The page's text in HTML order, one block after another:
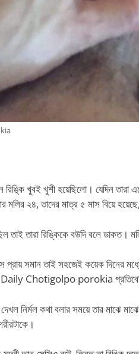
খুবই খুশী হয়েছিলো। যেদিন তারা
মলির ২৪, তাদের মাত্র ৫ মাস বিয়ে
তাই তারা রিঙ্কিকে বউদি বলে ডাকত।
সমান তাই সহজেই কয়েক দিনের
Chotigolpo porokia প্রতিবেশি
নির্মল কথা বলার সময়ে তার মাঝে